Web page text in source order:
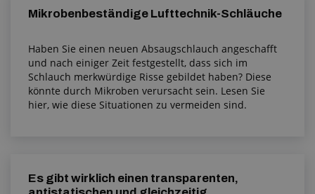
Mikrobenbeständige Lufttechnik-Schläuche
Haben Sie einen neuen Absaugschlauch angeschafft
und nach einiger Zeit festgestellt, dass sich im
Schlauch merkwürdige Risse gebildet haben? Diese
könnte durch Mikroben verursacht sein. Lesen Sie
hier, wie diese Situationen zu vermeiden sind.
Es gibt wirklich einen transparenten,